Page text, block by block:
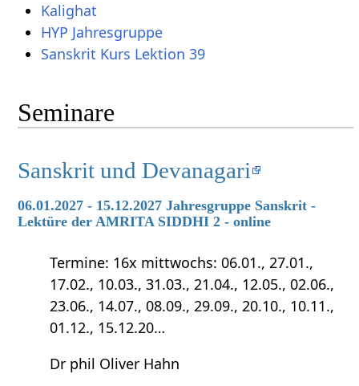
Kalighat
HYP Jahresgruppe
Sanskrit Kurs Lektion 39
Seminare
Sanskrit und Devanagari
06.01.2027 - 15.12.2027 Jahresgruppe Sanskrit -
Lektüre der AMRITA SIDDHI 2 - online
Termine: 16x mittwochs: 06.01., 27.01.,
17.02., 10.03., 31.03., 21.04., 12.05., 02.06.,
23.06., 14.07., 08.09., 29.09., 20.10., 10.11.,
01.12., 15.12.20…
Dr phil Oliver Hahn